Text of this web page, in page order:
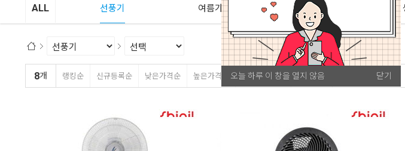
ALL 선풍기 여름가전 주방가전
오늘 하루 이 창을 열지 않음 닫기
8개 랭킹순 신규등록순 낮은가격순 높은가격순 상품평많은순 판매량순